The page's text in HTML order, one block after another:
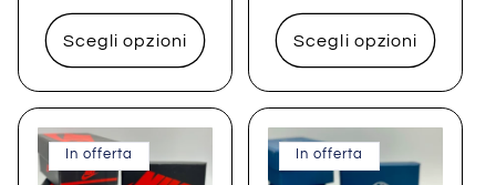
listino
scontato
Scegli opzioni
listino
Scegli opzioni
In offerta In offerta